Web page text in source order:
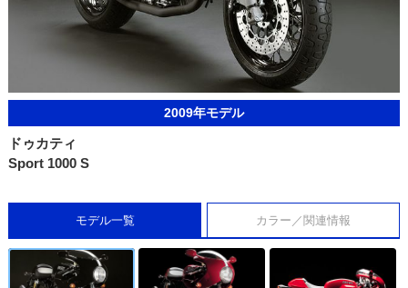
2009年モデル
ドゥカティ
Sport 1000 S
モデル一覧 カラー／関連情報